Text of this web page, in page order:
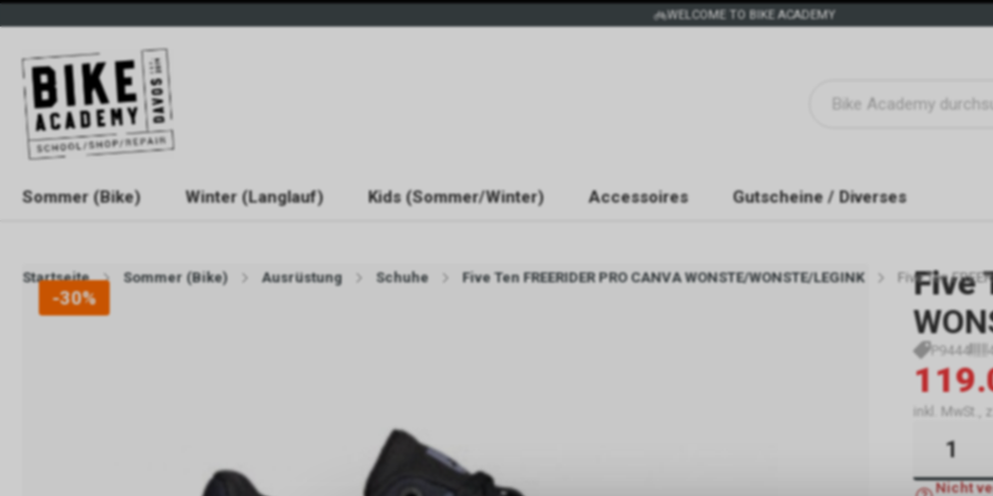
WELCOME TO BIKE ACADEMY
Sommer (Bike) Winter (Langlauf) Kids (Sommer/Winter) Accessoires Gutscheine / Diverses
Startseite Sommer (Bike) Ausrüstung Schuhe Five Ten FREERIDER PRO CANVA WONSTE/WONSTE/LEGINK Five Ten
-30% Five
P9444
inkl. MwSt.,
Nicht